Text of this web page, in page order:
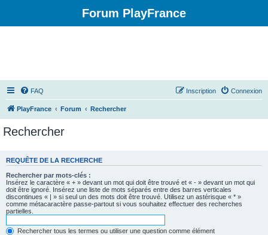
Forum PlayFrance
FAQ Connexion
Inscription
PlayFrance Forum Rechercher
Rechercher
REQUÊTE DE LA RECHERCHE
Rechercher par mots-clés :
Insérez le caractère « + » devant un mot qui doit être trouvé et « - » devant un mot qui
doit être ignoré. Insérez une liste de mots séparés entre des barres verticales
discontinues « | » si seul un des mots doit être trouvé. Utilisez un astérisque « * »
comme métacaractère passe-partout si vous souhaitez effectuer des recherches
partielles.
Rechercher tous les termes ou utiliser une question comme élément